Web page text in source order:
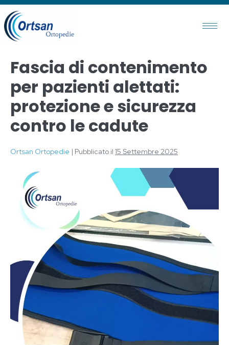
Fascia di contenimento
per pazienti alettati:
protezione e sicurezza
contro le cadute
Ortsan Ortopedie | Pubblicato il 15 Settembre 2025